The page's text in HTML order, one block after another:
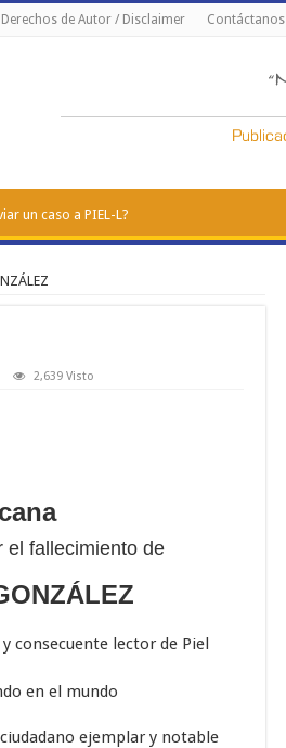
Derechos de Autor / Disclaimer Contáctanos
un caso a PIEL-L?
2,639 Visto
el fallecimiento de
consecuente lector de Piel
en el mundo
ejemplar y notable